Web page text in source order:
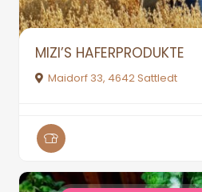
MIZI’S HAFERPRODUKTE
Maidorf 33, 4642 Sattledt